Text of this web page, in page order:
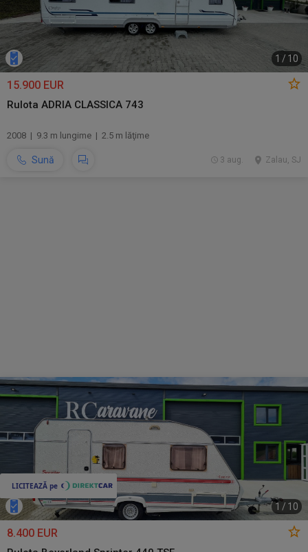
1 / 10
15.900 EUR
Rulota ADRIA CLASSICA 743
2008 | 9.3 m lungime | 2.5 m lăţime
Sună Zalau, SJ
3 aug.
1 / 10
8.400 EUR